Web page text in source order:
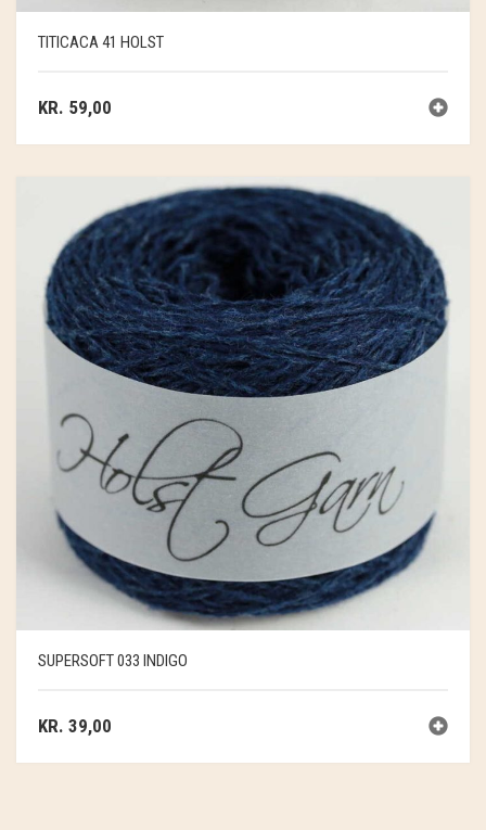
TITICACA 41 HOLST
KR. 59,00
SUPERSOFT 033 INDIGO
KR. 39,00